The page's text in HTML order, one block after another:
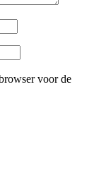
voor de